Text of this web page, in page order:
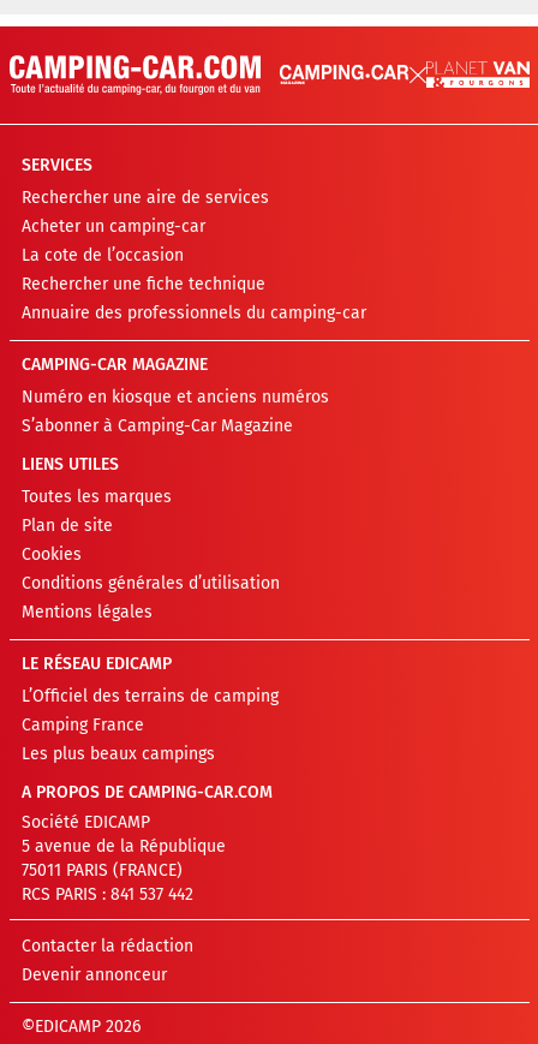
SERVICES
Rechercher une aire de services
Acheter un camping-car
La cote de l’occasion
Rechercher une fiche technique
Annuaire des professionnels du camping-car
CAMPING-CAR MAGAZINE
Numéro en kiosque et anciens numéros
S’abonner à Camping-Car Magazine
LIENS UTILES
Toutes les marques
Plan de site
Cookies
Conditions générales d’utilisation
Mentions légales
LE RÉSEAU EDICAMP
L’Officiel des terrains de camping
Camping France
Les plus beaux campings
A PROPOS DE CAMPING-CAR.COM
Société EDICAMP
5 avenue de la République
75011 PARIS (FRANCE)
RCS PARIS : 841 537 442
Contacter la rédaction
Devenir annonceur
©EDICAMP 2026